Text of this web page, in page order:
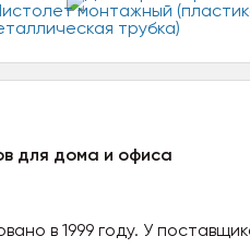
для дома и офиса
в 1999 году. У